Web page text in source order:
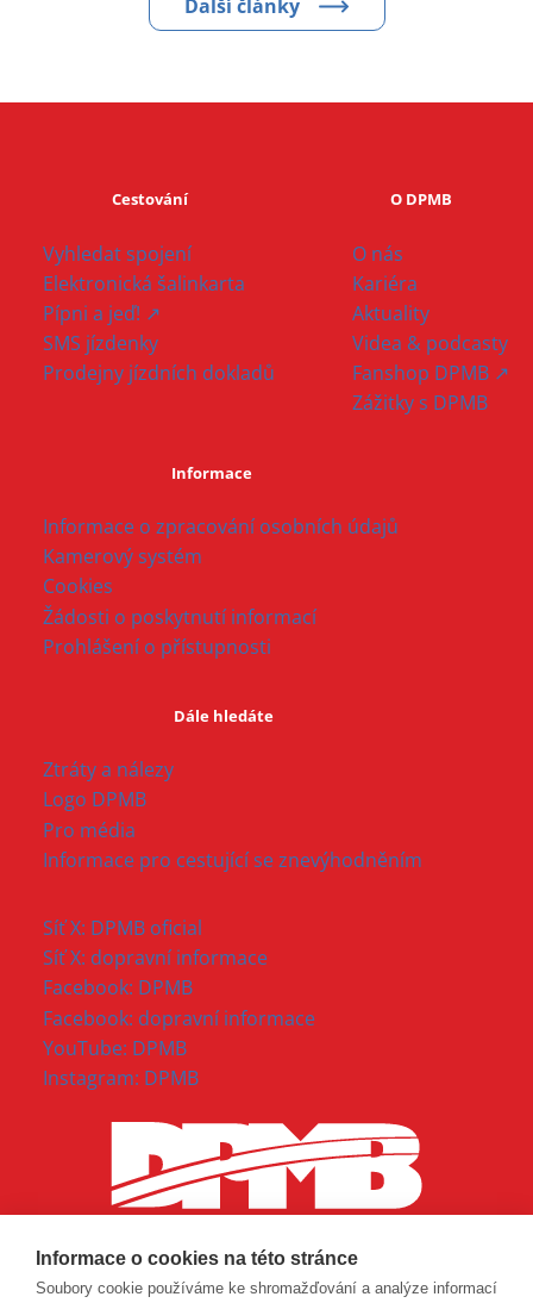
Další články
Cestování
Vyhledat spojení
Elektronická šalinkarta
Pípni a jeď! ↗
SMS jízdenky
Prodejny jízdních dokladů
O DPMB
O nás
Kariéra
Aktuality
Videa & podcasty
Fanshop DPMB ↗
Zážitky s DPMB
Informace
Informace o zpracování osobních údajů
Kamerový systém
Cookies
Žádosti o poskytnutí informací
Prohlášení o přístupnosti
Dále hledáte
Ztráty a nálezy
Logo DPMB
Pro média
Informace pro cestující se znevýhodněním
Síť X: DPMB oficial
Síť X: dopravní informace
Facebook: DPMB
Facebook: dopravní informace
YouTube: DPMB
Instagram: DPMB
Informace o cookies na této stránce
Soubory cookie používáme ke shromažďování a analýze informací